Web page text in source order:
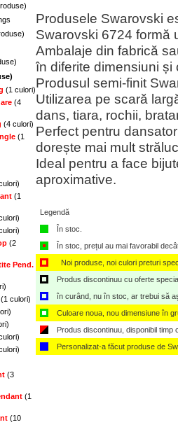
(1 culori)
(4
(4 culori)
(1
(1
(2
Pend.
(1 culori)
(3
(1
(10
Produsele Swarovski
Swarovski 6724 formă
Ambalaje din fabrică
în diferite dimensiuni și
Produsul semi-finit
Utilizarea pe scară
dans, tiara, rochii,
Perfect pentru
dorește mai mult
Ideal pentru a face
aproximative.
Legendă
În stoc.
În stoc, prețul au mai favorabil
Noi produse, noi culori preturi
Produs discontinuu cu oferte
în curând, nu în stoc, ar trebui să
Culoare noua, nou dimensiune în
Produs discontinuu, disponibil timp
Personalizat-a făcut produse de